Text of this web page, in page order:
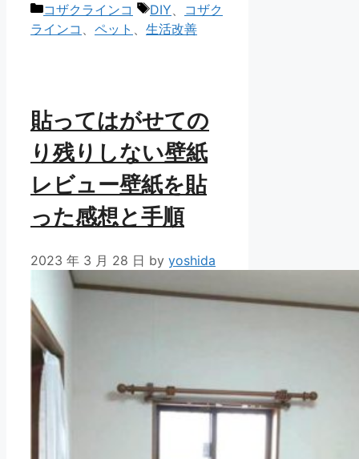
カ
テ
コザクラインコ
タ
グ
DIY、 コザク
ラインコ 、 ペット 、 生活改善
貼ってはがせての
り残りしない壁紙
レビュー壁紙を貼
った感想と手順
2023 年 3 月 28 日 by yoshida